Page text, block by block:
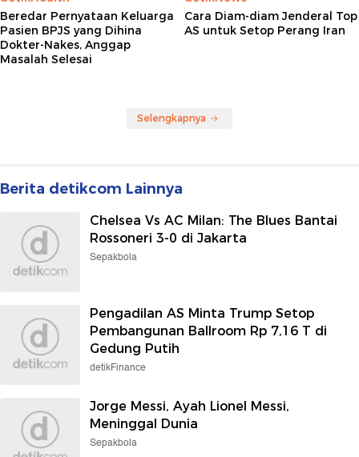
Beredar Pernyataan Keluarga
Pasien BPJS yang Dihina
Dokter-Nakes, Anggap
Masalah Selesai
Cara Diam-diam Jenderal Top
AS untuk Setop Perang Iran
Selengkapnya
Berita detikcom Lainnya
Chelsea Vs AC Milan: The Blues Bantai
Rossoneri 3-0 di Jakarta
Sepakbola
Pengadilan AS Minta Trump Setop
Pembangunan Ballroom Rp 7,16 T di
Gedung Putih
detikFinance
Jorge Messi, Ayah Lionel Messi,
Meninggal Dunia
Sepakbola